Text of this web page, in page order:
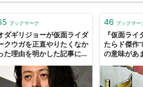
かえり）
ブックマーク
ダギリジョーが仮面ライダ
クウガを正直やりたくなか
た理由を明かした記事に古
「クウガへの思い入れはあ
る」など
46 ブックマー
『仮面ラ
たらド傑作
の意味があ